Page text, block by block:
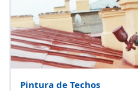
Pintura de Techos